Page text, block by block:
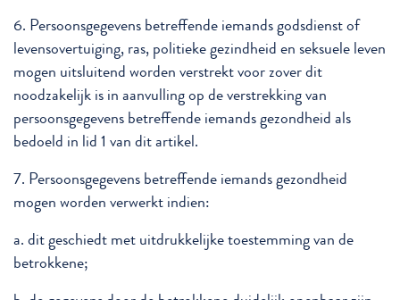
6. Persoonsgegevens betreffende iemands godsdienst of
levensovertuiging, ras, politieke gezindheid en seksuele leven
mogen uitsluitend worden verstrekt voor zover dit
noodzakelijk is in aanvulling op de verstrekking van
persoonsgegevens betreffende iemands gezondheid als
bedoeld in lid 1 van dit artikel.
7. Persoonsgegevens betreffende iemands gezondheid
mogen worden verwerkt indien:
a. dit geschiedt met uitdrukkelijke toestemming van de
betrokkene;